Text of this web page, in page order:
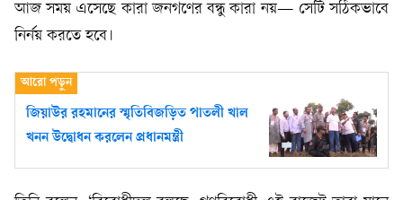
আজ সময় এসেছে কারা জনগণের বন্ধু কারা নয়— সেটি সঠিকভাবে
নির্নয় করতে হবে।
জিয়াউর রহমানের স্মৃতিবিজড়িত পাতলী খাল
খনন উদ্বোধন করলেন প্রধানমন্ত্রী